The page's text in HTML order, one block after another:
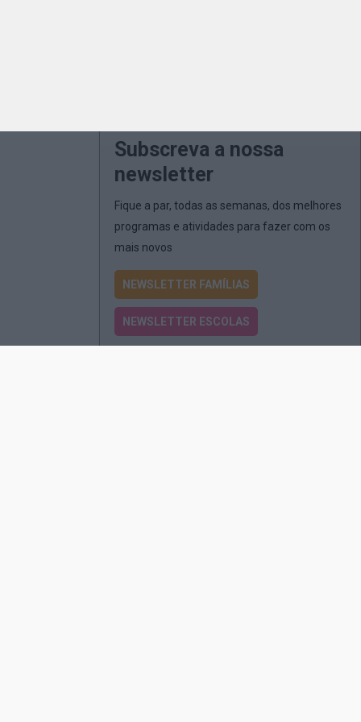
Subscreva a nossa
newsletter
Fique a par, todas as semanas, dos melhores
programas e atividades para fazer com os
mais novos
NEWSLETTER FAMÍLIAS
NEWSLETTER ESCOLAS